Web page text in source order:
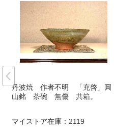
丹波焼 作者不明 「充啓」圓
山銘 茶碗 無傷 共箱。
マイストア在庫： 2119